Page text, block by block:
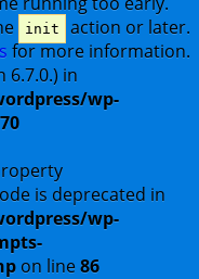
init
action or later.
for more information.
6.7.0.) in
wp-
is deprecated in
wp-
on line86